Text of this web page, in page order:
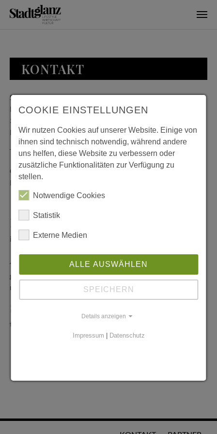
KONTAKT
Stadtglanz / mediaworld GmbH
Bankplatz 8
38100 Braunschweig
Deutschland
Telefon: 0531 482010-20
Geschäftszeiten: Montag bis Donnerstag 08:00 bis 18:00;
Freitag 08:00 bis 15:00
Redaktionelle Anfragen
info@stadtglanz.de
Anzeigen-Service
graen@mediaworldgmbh.deoder
meyer@mediaworldgmbh.de
tipps@stadtglanz.de
COOKIE EINSTELLUNGEN
Wir nutzen Cookies auf unserer Website. Einige von
ihnen sind technisch notwendig, während andere
uns helfen, diese Website zu verbessern oder
zusätzliche Funktionalitäten zur Verfügung zu
stellen.
Notwendige Cookies
Statistik
Externe Medien
ALLE AUSWÄHLEN
SPEICHERN
Details anzeigen
Impressum | Datenschutz